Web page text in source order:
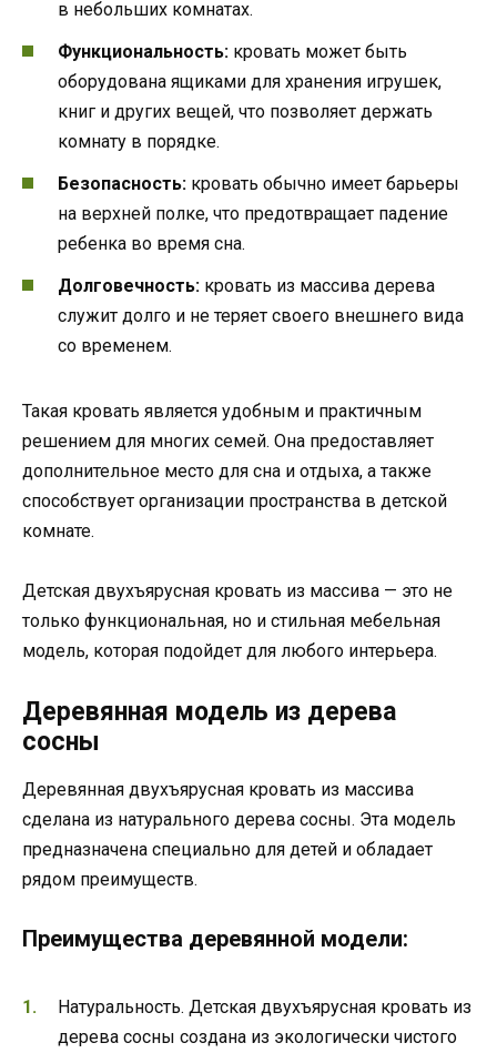
в небольших комнатах.
Функциональность: кровать может быть
оборудована ящиками для хранения игрушек,
книг и других вещей, что позволяет держать
комнату в порядке.
Безопасность: кровать обычно имеет барьеры
на верхней полке, что предотвращает падение
ребенка во время сна.
Долговечность: кровать из массива дерева
служит долго и не теряет своего внешнего вида
со временем.
Такая кровать является удобным и практичным
решением для многих семей. Она предоставляет
дополнительное место для сна и отдыха, а также
способствует организации пространства в детской
комнате.
Детская двухъярусная кровать из массива — это не
только функциональная, но и стильная мебельная
модель, которая подойдет для любого интерьера.
Деревянная модель из дерева
сосны
Деревянная двухъярусная кровать из массива
сделана из натурального дерева сосны. Эта модель
предназначена специально для детей и обладает
рядом преимуществ.
Преимущества деревянной модели:
Натуральность. Детская двухъярусная кровать из
дерева сосны создана из экологически чистого